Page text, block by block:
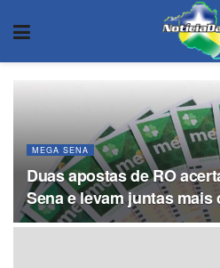
MEGA SENA
Duas apostas de RO
Sena e levam juntas mais